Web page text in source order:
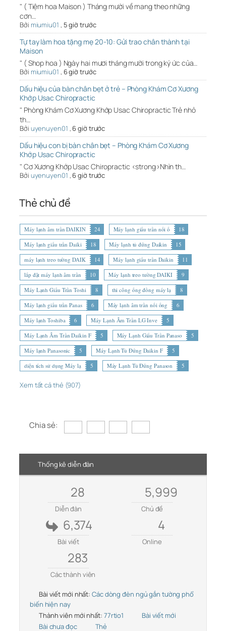
" ( Tiệm hoa Maison ) Tháng mười về mang theo những
cơn…
Bởi miumiu01 , 5 giờ trước
Tự tay làm hoa tặng mẹ 20-10: Gửi trao chân thành tại
Maison
" ( Shop hoa ) Ngày hai mươi tháng mười trong ký ức của…
Bởi miumiu01 , 6 giờ trước
Dấu hiệu của bàn chân bẹt ở trẻ – Phòng Khám Cơ Xương
Khớp Usac Chiropractic
" Phòng Khám Cơ Xương Khớp Usac Chiropractic Trẻ nhỏ
th…
Bởi uyenuyen01 , 6 giờ trước
Dấu hiệu con bị bàn chân bẹt – Phòng Khám Cơ Xương
Khớp Usac Chiropractic
" Cơ Xương Khớp Usac Chiropractic <strong>Nhìn th…
Bởi uyenuyen01 , 6 giờ trước
Thẻ chủ đề
Máy lạnh âm trần DAIKIN 24 Máy lạnh giấu trần nối ố
18
Máy lạnh giấu trần Daiki
18 Máy lạnh tủ đứng Daikin
15
máy lạnh treo tường DAIK
14 Máy lạnh giấu trần Daikin
11
lắp đặt máy lạnh âm trần
10 Máy lạnh treo tường DAIKI
9
Máy Lạnh Giấu Trần Toshi
8 thi công ống đồng máy lạ
8
Máy lạnh giấu trần Panas
6 Máy lạnh âm trần nối ống
6
Máy lạnh Toshiba
6 Máy Lạnh Âm Trần LG Inve
5
Máy Lạnh Âm Trần Daikin F
5 Máy Lạnh Giấu Trần Panaso
5
Máy lạnh Panasonic
5 Máy Lạnh Tủ Đứng Daikin F
5
diện tích sử dụng Máy lạ
5 Máy Lạnh Tủ Đứng Panason 5
Xem tất cả thẻ (907)
Chia sẻ:
Thống kê diễn đàn
28
Diễn đàn
5,999
Chủ đề
6,374
Bài viết
4
Online
283
Các thành viên
Bài viết mới nhất: Các dòng đèn ngủ gắn tường phổ
biến hiện nay
Thành viên mới nhất: 77rtio1
Bài viết mới
Bài chưa đọc
Thẻ